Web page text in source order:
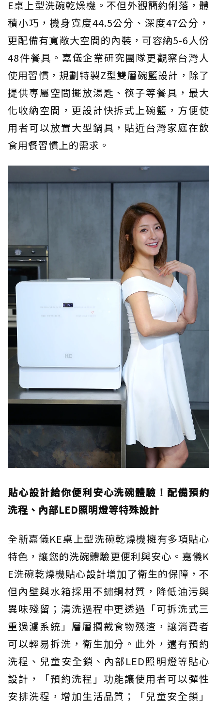
E桌上型洗碗乾燥機。不但外觀簡約俐落，體
積小巧，機身寬度44.5公分、深度47公分，
更配備有寬敞大空間的內裝，可容納5-6人份
48件餐具。嘉儀企業研究團隊更觀察台灣人
使用習慣，規劃特製Z型雙層碗籃設計，除了
提供專屬空間擺放湯匙、筷子等餐具，最大
化收納空間，更設計快拆式上碗籃，方便使
用者可以放置大型鍋具，貼近台灣家庭在飲
食用餐習慣上的需求。
貼心設計給你便利安心洗碗體驗！配備預約
洗程、內部LED照明燈等特殊設計
全新嘉儀KE桌上型洗碗乾燥機擁有多項貼心
特色，讓您的洗碗體驗更便利與安心。嘉儀K
E洗碗乾燥機貼心設計增加了衛生的保障，不
但內壁與水箱採用不鏽鋼材質，降低油污與
異味殘留；清洗過程中更透過「可拆洗式三
重過濾系統」層層攔截食物殘渣，讓消費者
可以輕易拆洗，衛生加分。此外，還有預約
洗程、兒童安全鎖、內部LED照明燈等貼心
設計，「預約洗程」功能讓使用者可以彈性
安排洗程，增加生活品質；「兒童安全鎖」